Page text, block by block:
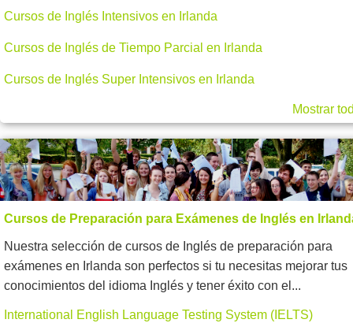
Cursos de Inglés Intensivos en Irlanda
Cursos de Inglés de Tiempo Parcial en Irlanda
Cursos de Inglés Super Intensivos en Irlanda
Mostrar
Cursos de Preparación para Exámenes de Inglés en
Nuestra selección de cursos de Inglés de preparación para
exámenes en Irlanda son perfectos si tu necesitas mejorar tus
conocimientos del idioma Inglés y tener éxito con el...
International English Language Testing System (IELTS)